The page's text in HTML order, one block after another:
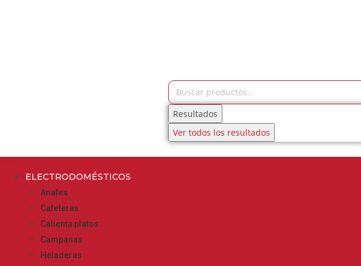
Resultados
Ver todos los resultados
ELECTRODOMÉSTICOS
Anafes
Cafeteras
Calienta platos
Campanas
Heladeras